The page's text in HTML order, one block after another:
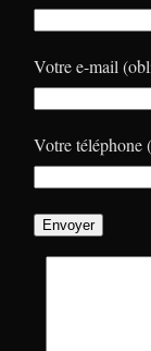
Votre e-mail
Votre téléphone